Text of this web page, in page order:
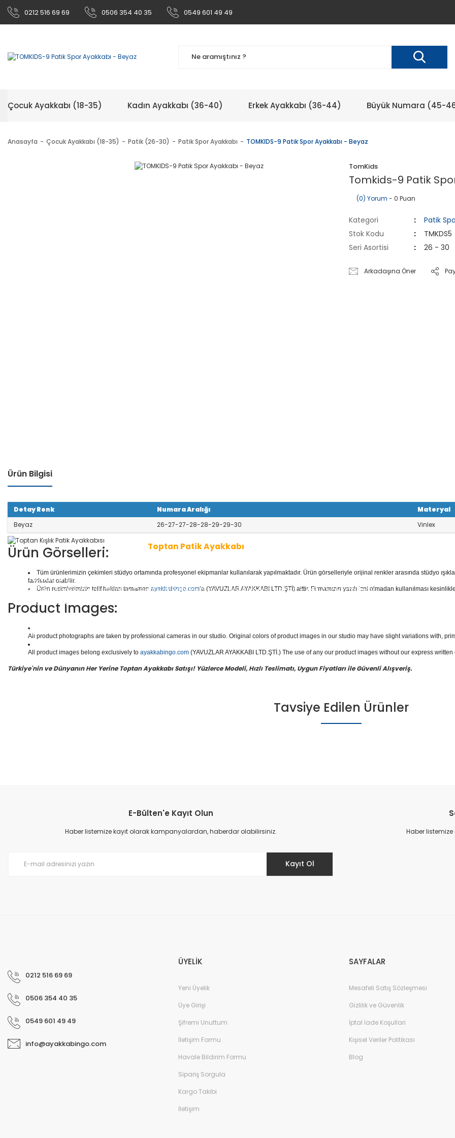
0212 516 69 69 0506 354 40 35 0549 601 49 49
Çocuk Ayakkabı (18-35) Kadın Ayakkabı (36-40) Erkek Ayakkabı (36-44) Büyük Numara (45-
Anasayfa Çocuk Ayakkabı (18-35) Patik (26-30) Patik Spor Ayakkabı TOMKIDS-9 Patik Spor Ayakkabı - Beyaz
TomKids
Tomkids-9 Patik
(0) Yorum - 0 Puan
Kategori
Patik
Stok Kodu
TMKDS5
Seri Asortisi
26 - 30
Arkadaşına Öner
Ürün Bilgisi
Detay Renk Numara Aralığı
Materyal
Beyaz
26-27-27-28-28-29-29-30 Vinlex
Toptan Patik Ayakkabı
1 seri içinde8çift ayakkabı bulunur. Toptan Patik Ayakkabı
kategorisinde; Botlar, Çizmeler, K
aliteli Deri Ayakkabılar, Günlük Deri Ayakkabılar, Spor Ayakkabılar, Keten - Kot Ayakkabılar v
e daha binlerce model patik ayakkabı mevcuttur.
Yüzlerce modeli, hızlı teslimatı, uygun
n doğru adresi Yavuzlar Ayakkabı!
Ürün Görselleri:
Tüm ürünlerimizin çekimleri stüdyo ortamında profesyonel ekipmanlar kullanılarak yapılmaktadır. Ürün görselleriyle orijinal renkler arasında stüdyo
farklılıklar olabilir.
Ürün resimlerimizin telif hakları tamamen ayakkabingo.com’a (YAVUZLAR AYAKKABI LTD.ŞTİ) aittir. Firmamızın yazılı izni olmadan kullanılması
Product Images:
All product photographs are taken by professional cameras in our studio. Original colors of product images in our studio may have slight variations with,
All product images belong exclusively to ayakkabingo.com (YAVUZLAR AYAKKABI LTD.ŞTİ.) The use of any our product images without our express
Türkiye'nin ve Dünyanın Her Yerine Toptan Ayakkabı Satışı! Yüzlerce Modeli, Hızlı Teslimatı, Uygun Fiyatları ile Güvenli Alışveriş.
Tavsiye Edilen Ürünler
Tomkids-9 Patik Spor Ayakkabı - Krem
Tomkids-9 Patik Spor Ayakkabı - Turkuaz
E-Bülten'e Kayıt Olun
Haber listemize kayıt olarak kampanyalardan, haberdar olabilirsiniz.
Kayıt Ol
Haber
0212 516 69 69
0506 354 40 35
0549 601 49 49
info@ayakkabingo.com
ÜYELİK
Yeni Üyelik
Üye Girişi
Şifremi Unuttum
İletişim Formu
Havale Bildirim Formu
Sipariş Sorgula
Kargo Takibi
İletişim
SAYFALAR
Mesafeli Satış Sözleşmesi
Gizlilik ve Güvenlik
İptal İade Koşullari
Kişisel Veriler Politikası
Blog